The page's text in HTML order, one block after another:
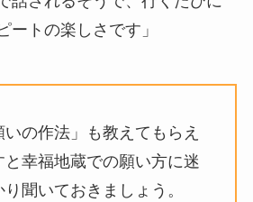
ートの楽しさです」
の作法」も教えてもらえ
と幸福地蔵での願い方に迷
聞いておきましょう。